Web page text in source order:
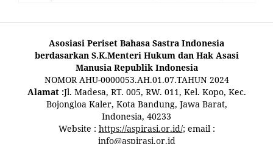
Asosiasi Periset Bahasa Sastra Indonesia
berdasarkan S.K.Menteri Hukum dan Hak Asasi
Manusia Republik Indonesia
NOMOR AHU-0000053.AH.01.07.TAHUN 2024
Alamat :Jl. Madesa, RT. 005, RW. 011, Kel. Kopo, Kec.
Bojongloa Kaler, Kota Bandung, Jawa Barat,
Indonesia, 40233
Website : https://aspirasi.or.id/; email :
info@aspirasi.or.id